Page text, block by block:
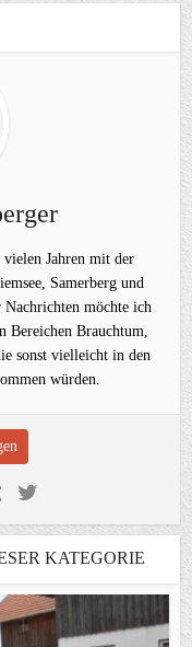
Jahren mit der
Samerberg und
Nachrichten möchte ich
Bereichen Brauchtum,
sonst vielleicht in den
würden.
KATEGORIE